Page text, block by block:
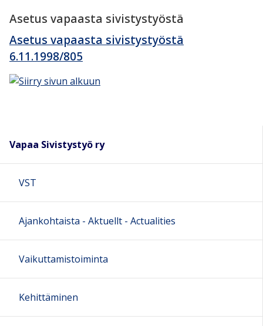
Asetus vapaasta sivistystyöstä
Asetus vapaasta sivistystyöstä
6.11.1998/805
Vapaa Sivistystyö ry
VST
Ajankohtaista - Aktuellt - Actualities
Vaikuttamistoiminta
Kehittäminen